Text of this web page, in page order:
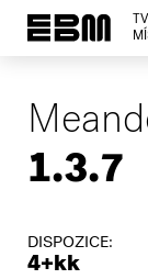
1.3.7
DISPOZICE:
4+kk